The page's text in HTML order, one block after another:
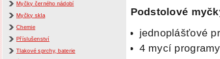
Myčky černého nádobí
Myčky skla
Chemie
Příslušenství
Tlakové sprchy, baterie
Podstolové
jednoplášťové
4 mycí programy